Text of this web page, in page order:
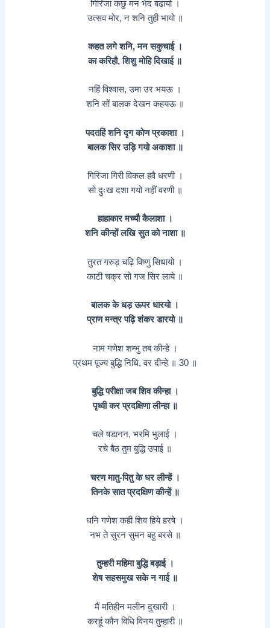
गिरिजा कछु मन भेद बढायो ।
उत्सव मोर, न शनि तुही भायो ॥
कहत लगे शनि, मन सकुचाई ।
का करिहौ, शिशु मोहि दिखाई ॥
नहिं विश्वास, उमा उर भयऊ ।
शनि सों बालक देखन कहयऊ ॥
पदतहिं शनि दृग कोण प्रकाशा ।
बालक सिर उड़ि गयो अकाशा ॥
गिरिजा गिरी विकल हवै धरणी ।
सो दुःख दशा गयो नहीं वरणी ॥
हाहाकार मच्यौ कैलाशा ।
शनि कीन्हों लखि सुत को नाशा ॥
तुरत गरुड़ चढ़ि विष्णु सिधायो ।
काटी चक्र सो गज सिर लाये ॥
बालक के धड़ ऊपर धारयो ।
प्राण मन्त्र पढ़ि शंकर डारयो ॥
नाम गणेश शम्भु तब कीन्हे ।
प्रथम पूज्य बुद्धि निधि, वर दीन्हे ॥ 30 ॥
बुद्धि परीक्षा जब शिव कीन्हा ।
पृथ्वी कर प्रदक्षिणा लीन्हा ॥
चले षडानन, भरमि भुलाई ।
रचे बैठ तुम बुद्धि उपाई ॥
चरण मातु-पितु के धर लीन्हें ।
तिनके सात प्रदक्षिण कीन्हें ॥
धनि गणेश कही शिव हिये हरषे ।
नभ ते सुरन सुमन बहु बरसे ॥
तुम्हरी महिमा बुद्धि बड़ाई ।
शेष सहसमुख सके न गाई ॥
मैं मतिहीन मलीन दुखारी ।
करहूं कौन विधि विनय तुम्हारी ॥